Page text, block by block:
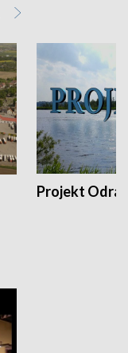
Projekt Odra